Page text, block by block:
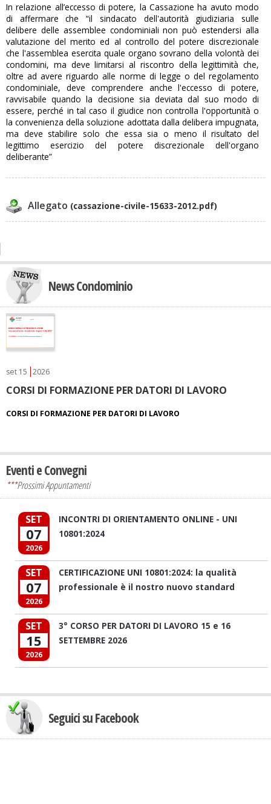
In relazione all’eccesso di potere, la Cassazione ha avuto modo
di affermare che “il sindacato dell'autorità giudiziaria sulle
delibere delle assemblee condominiali non può estendersi alla
valutazione del merito ed al controllo del potere discrezionale
che l'assemblea esercita quale organo sovrano della volontà dei
condomini, ma deve limitarsi al riscontro della legittimità che,
oltre ad avere riguardo alle norme di legge o del regolamento
condominiale, deve comprendere anche l'eccesso di potere,
ravvisabile quando la decisione sia deviata dal suo modo di
essere, perché in tal caso il giudice non controlla l'opportunità o
la convenienza della soluzione adottata dalla delibera impugnata,
ma deve stabilire solo che essa sia o meno il risultato del
legittimo esercizio del potere discrezionale dell'organo
deliberante”
Allegato (cassazione-civile-15633-2012.pdf)
News Condominio
set 15 2026
CORSI DI FORMAZIONE PER DATORI DI LAVORO
CORSI DI FORMAZIONE PER DATORI DI LAVORO
Eventi e Convegni
***Prossimi Appuntamenti
SET
07
2026
INCONTRI DI ORIENTAMENTO ONLINE - UNI
10801:2024
SET
07
2026
CERTIFICAZIONE UNI 10801:2024: la qualità
professionale è il nostro nuovo standard
SET
15
2026
3° CORSO PER DATORI DI LAVORO 15 e 16
SETTEMBRE 2026
Seguici su Facebook